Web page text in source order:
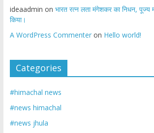
ideaadmin on भारत रत्न लता मंगेशकर का निधन, पूज्य
किया।
A WordPress Commenteron Hello world!
Categories
#himachal news
#news himachal
#news jhula